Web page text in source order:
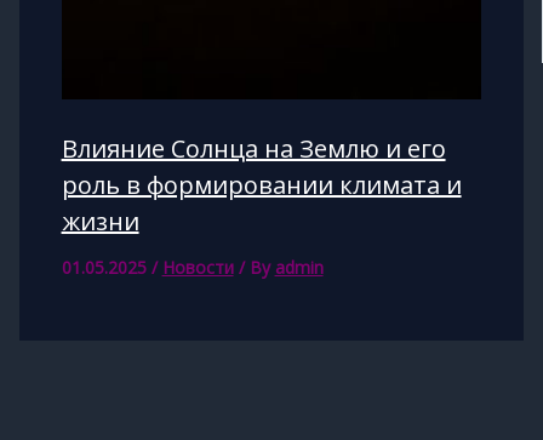
Влияние Солнца на Землю и его
роль в формировании климата и
жизни
01.05.2025 / Новости/ By admin